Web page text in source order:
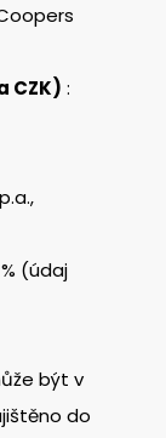
CZK) :
% (údaj
být v
do